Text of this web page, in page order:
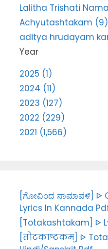
Lalitha Trishati
Achyutashtakam (9)
aditya hrudayam
Year
2025 (1)
2024 (11)
2023 (127)
2022 (229)
2021 (1,566)
[ಗೋವಿಂದ ನಾಮಾವಳಿ] ᐈ
Lyrics In Kannada
[Totakashtakam] ᐈ
[तोटकाष्टकम्] ᐈ